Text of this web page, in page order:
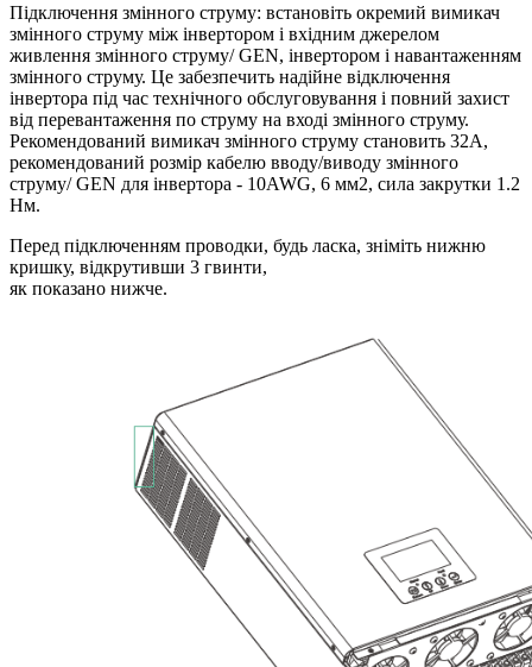
Підключення змінного струму: встановіть окремий вимикач
змінного струму між інвертором і вхідним джерелом
живлення змінного струму/ GEN, інвертором і навантаженням
змінного струму. Це забезпечить надійне відключення
інвертора під час технічного обслуговування і повний захист
від перевантаження по струму на вході змінного струму.
Рекомендований вимикач змінного струму становить 32А,
рекомендований розмір кабелю вводу/виводу змінного
струму/ GEN для інвертора - 10AWG, 6 мм2, сила закрутки 1.2
Нм.
Перед підключенням проводки, будь ласка, зніміть нижню
кришку, відкрутивши 3 гвинти,
як показано нижче.